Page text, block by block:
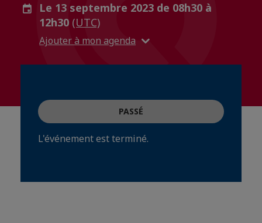
Le 13 septembre 2023 de 08h30 à
12h30 (UTC)
Ajouter à mon agenda
PASSÉ
L'événement est terminé.